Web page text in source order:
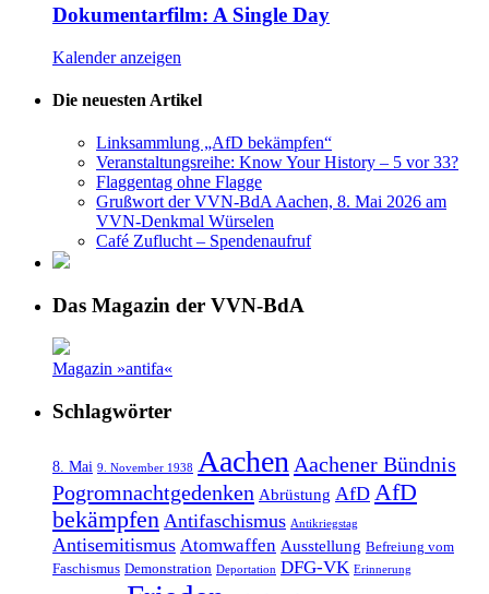
Dokumentarfilm: A Single Day
Kalender anzeigen
Die neuesten Artikel
Linksammlung „AfD bekämpfen“
Veranstaltungsreihe: Know Your History – 5 vor 33?
Flaggentag ohne Flagge
Grußwort der VVN-BdA Aachen, 8. Mai 2026 am
VVN-Denkmal Würselen
Café Zuflucht – Spendenaufruf
Das Magazin der VVN-BdA
Magazin »antifa«
Schlagwörter
8. Mai 9. November 1938 Aachen Aachener Bündnis
Pogromnachtgedenken Abrüstung AfD AfD
bekämpfen Antifaschismus Antikriegstag
Antisemitismus Atomwaffen Ausstellung Befreiung vom
Faschismus Demonstration Deportation DFG-VK Erinnerung